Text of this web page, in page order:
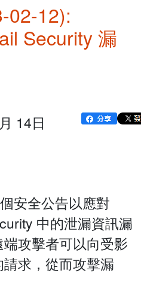
02-12):
Security 漏
14日
安全公告以應對
中的泄漏資訊漏
攻擊者可以向受影
求，從而攻擊漏